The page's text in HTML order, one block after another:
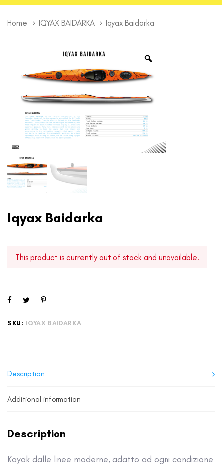
Home IQYAX BAIDARKA Iqyax Baidarka
Iqyax Baidarka
This product is currently out of stock and unavailable.
SKU: IQYAX BAIDARKA
Description
Additional information
Description
Kayak dalle linee moderne, adatto ad ogni condizione